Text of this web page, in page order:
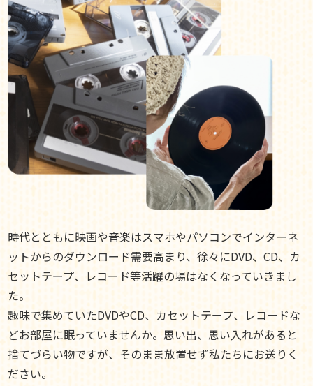
時代とともに映画や音楽はスマホやパソコンでインターネ
ットからのダウンロード需要高まり、徐々にDVD、CD、カ
セットテープ、レコード等活躍の場はなくなっていきまし
た。
趣味で集めていたDVDやCD、カセットテープ、レコードな
どお部屋に眠っていませんか。思い出、思い入れがあると
捨てづらい物ですが、そのまま放置せず私たちにお送りく
ださい。